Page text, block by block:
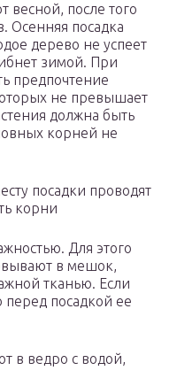
после того
Осенняя посадка
дерево не успеет
зимой. При
предпочтение
не превышает
должна быть
корней не
посадки проводят
корни
Для этого
в мешок,
тканью. Если
перед посадкой ее
в ведро с водой,